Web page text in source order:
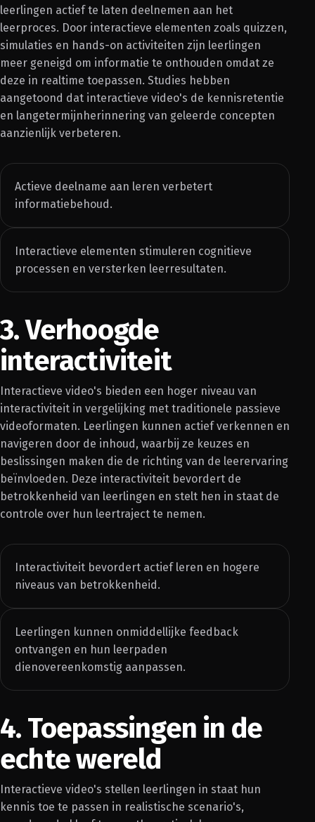
leerlingen actief te laten deelnemen aan het
leerproces. Door interactieve elementen zoals quizzen,
simulaties en hands-on activiteiten zijn leerlingen
meer geneigd om informatie te onthouden omdat ze
deze in realtime toepassen. Studies hebben
aangetoond dat interactieve video's de kennisretentie
en langetermijnherinnering van geleerde concepten
aanzienlijk verbeteren.
Actieve deelname aan leren verbetert
informatiebehoud.
Interactieve elementen stimuleren cognitieve
processen en versterken leerresultaten.
3. Verhoogde
interactiviteit
Interactieve video's bieden een hoger niveau van
interactiviteit in vergelijking met traditionele passieve
videoformaten. Leerlingen kunnen actief verkennen en
navigeren door de inhoud, waarbij ze keuzes en
beslissingen maken die de richting van de leerervaring
beïnvloeden. Deze interactiviteit bevordert de
betrokkenheid van leerlingen en stelt hen in staat de
controle over hun leertraject te nemen.
Interactiviteit bevordert actief leren en hogere
niveaus van betrokkenheid.
Leerlingen kunnen onmiddellijke feedback
ontvangen en hun leerpaden
dienovereenkomstig aanpassen.
4. Toepassingen in de
echte wereld
Interactieve video's stellen leerlingen in staat hun
kennis toe te passen in realistische scenario's,